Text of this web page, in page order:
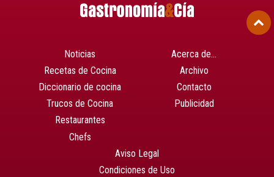
Noticias
Recetas de Cocina
Diccionario de cocina
Trucos de Cocina
Restaurantes
Chefs
Acerca de…
Archivo
Contacto
Publicidad
Aviso Legal
Condiciones de Uso